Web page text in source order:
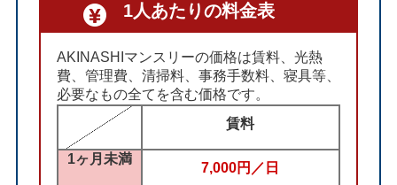
1人あたりの料金表
AKINASHIマンスリーの価格は賃料、光熱
費、管理費、清掃料、事務手数料、寝具等、
必要なもの全てを含む価格です。
1ヶ月未満
賃料
7,000円／日